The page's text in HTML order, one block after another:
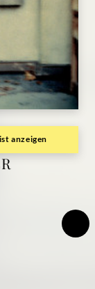
anzeigen